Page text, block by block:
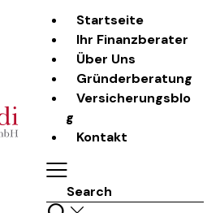
Startseite
Ihr Finanzberater
Über Uns
Gründerberatung
Versicherungsblo
g
Kontakt
Search